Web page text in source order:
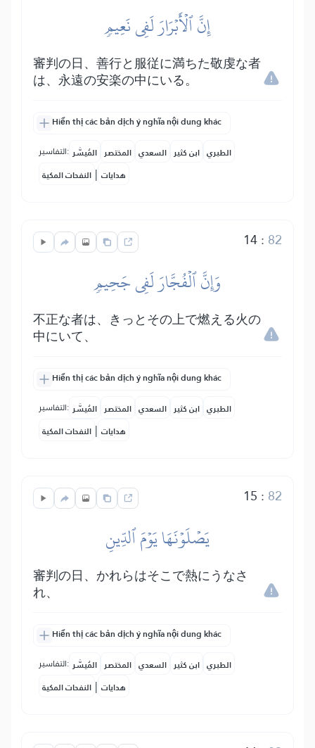
إِنَّ ٱلۡأَبۡرَارَ لَفِي نَعِيمٖ
審判の日、善行と服従に満ちた敬虔な者
は、永遠の安楽の中にいる。
Hiển thị các bản dịch ý nghĩa nội dung khác
التفاسير: المُيسَّر المختصر السعدي ابن كثير الطبري
النفحات المكية | هدايات
14: 82
وَإِنَّ ٱلۡفُجَّارَ لَفِي جَحِيمٖ
不正な者は、きっとその上で燃える火の
中にいて、
Hiển thị các bản dịch ý nghĩa nội dung khác
التفاسير: المُيسَّر المختصر السعدي ابن كثير الطبري
النفحات المكية | هدايات
15 : 82
يَصۡلَوۡنَهَا يَوۡمَ ٱلدِّينِ
審判の日、かれらはそこで熱にうなさ
れ、
Hiển thị các bản dịch ý nghĩa nội dung khác
التفاسير: المُيسَّر المختصر السعدي ابن كثير الطبري
النفحات المكية | هدايات